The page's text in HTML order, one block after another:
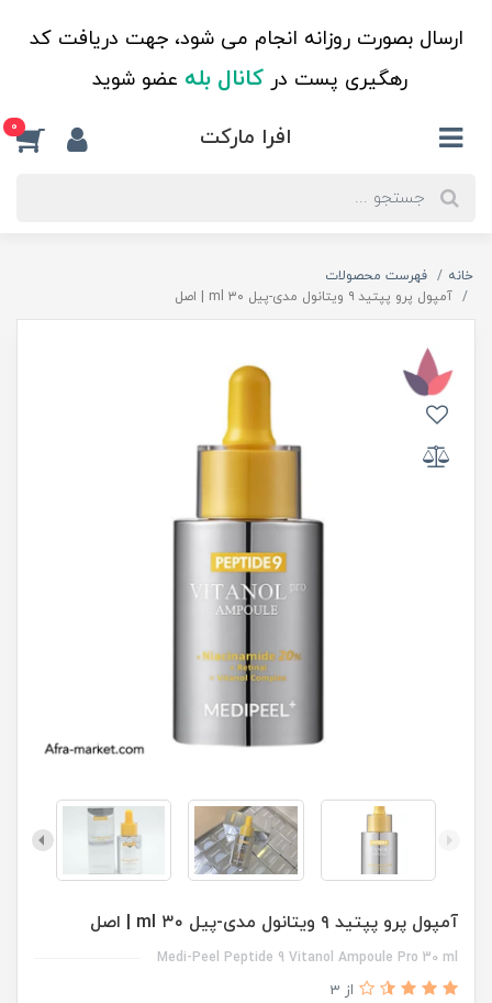
ارسال بصورت روزانه انجام می شود، جهت دریافت کد
رهگیری پست درکانال بله عضو شوید
افرا مارکت 0
خانه
فهرست محصولات
آمپول پرو پپتید ۹ ویتانول مدی-پیل ۳۰ ml | اصل
آمپول پرو پپتید ۹ ویتانول مدی-پیل ۳۰ ml | اصل
Medi-Peel Peptide 9 Vitanol Ampoule Pro 30 ml
از 3